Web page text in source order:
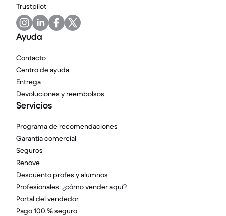
Trustpilot
Ayuda
Contacto
Centro de ayuda
Entrega
Devoluciones y reembolsos
Servicios
Programa de recomendaciones
Garantía comercial
Seguros
Renove
Descuento profes y alumnos
Profesionales: ¿cómo vender aquí?
Portal del vendedor
Pago 100 % seguro